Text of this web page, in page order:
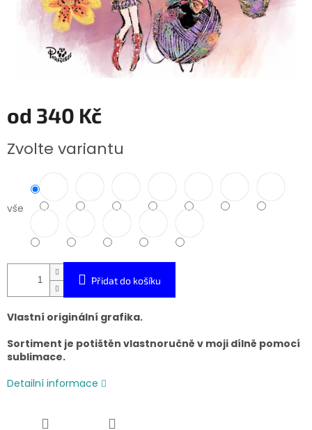
od 340 Kč
cena:
Zvolte variantu
vše
Přidat do košíku
Vlastní originální grafika.
Sortiment je potištěn vlastnoručně v moji dílně pomocí
sublimace.
Detailní informace